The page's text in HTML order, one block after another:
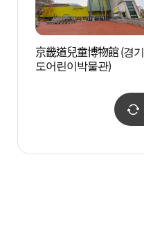
京畿道兒童博物館 (경기
도어린이박물관)